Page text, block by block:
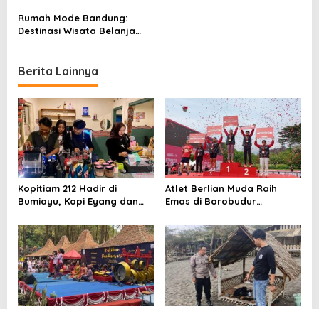
g
t
i
o
n
Rumah Mode Bandung:
Destinasi Wisata Belanja
Berita Lainnya
Kopitiam 212 Hadir di
Bumiayu, Kopi Eyang dan
Atlet Berlian Muda Raih
Emas di Borobudur
Khofifah Harumkan Brebes–
Tegal!